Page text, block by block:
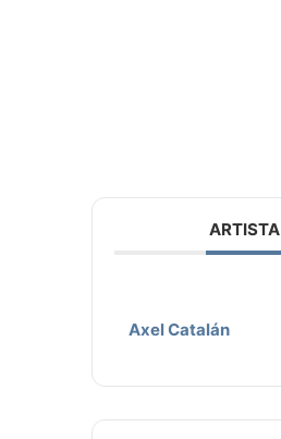
ARTISTA
Axel Catalán